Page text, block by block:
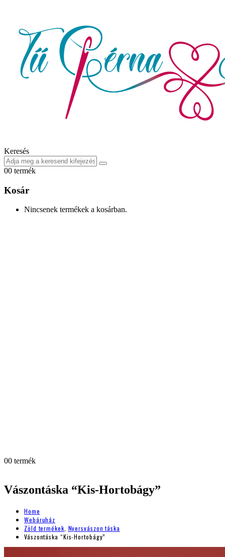
Keresés
00 termék
Kosár
Nincsenek termékek a kosárban.
00 termék
Vászontáska “Kis-Hortobágy”
Home
Webáruház
Zöld termékek Nyersvászon táska
Vászontáska “Kis-Hortobágy”